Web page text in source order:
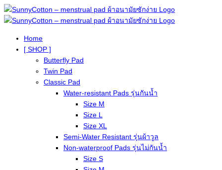
Home
[ SHOP ]
Butterfly Pad
Twin Pad
Classic Pad
Water-resistant Pads รุ่นกันน้ำ
Size M
Size L
Size XL
Semi-Water Resistant รุ่นผ้าวูล
Non-waterproof Pads รุ่นไม่กันน้ำ
Size S